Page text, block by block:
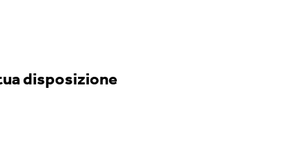
disposizione